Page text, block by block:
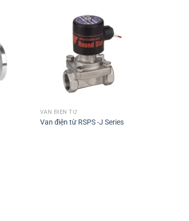
VAN ĐIỆN TỪ
Van điện từ RSPS -J Series